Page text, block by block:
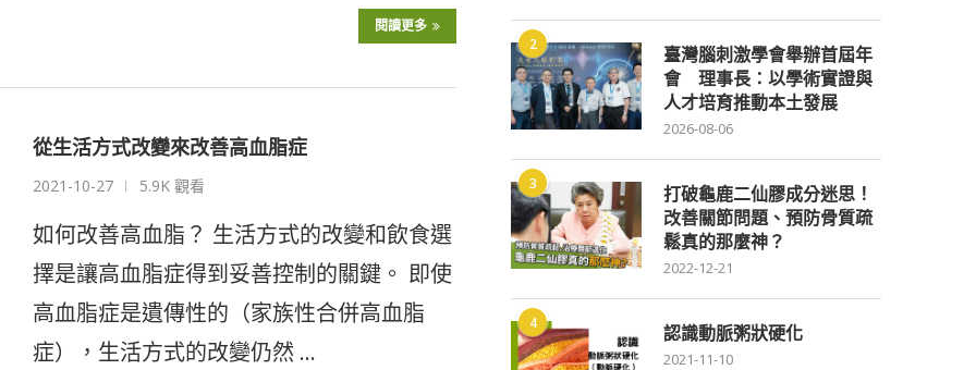
閱讀更多
從生活方式改變來改善高血脂症
2021-10-27 5.9K 觀看
如何改善高血脂？ 生活方式的改變和飲食選
擇是讓高血脂症得到妥善控制的關鍵。 即使
高血脂症是遺傳性的（家族性合併高血脂
症），生活方式的改變仍然 …
2
臺灣腦刺激學會舉辦首屆年
會 理事長：以學術實證與
人才培育推動本土發展
2026-08-06
3
打破龜鹿二仙膠成分迷思！
改善關節問題、預防骨質疏
鬆真的那麼神？
2022-12-21
4 認識動脈粥狀硬化
2021-11-10